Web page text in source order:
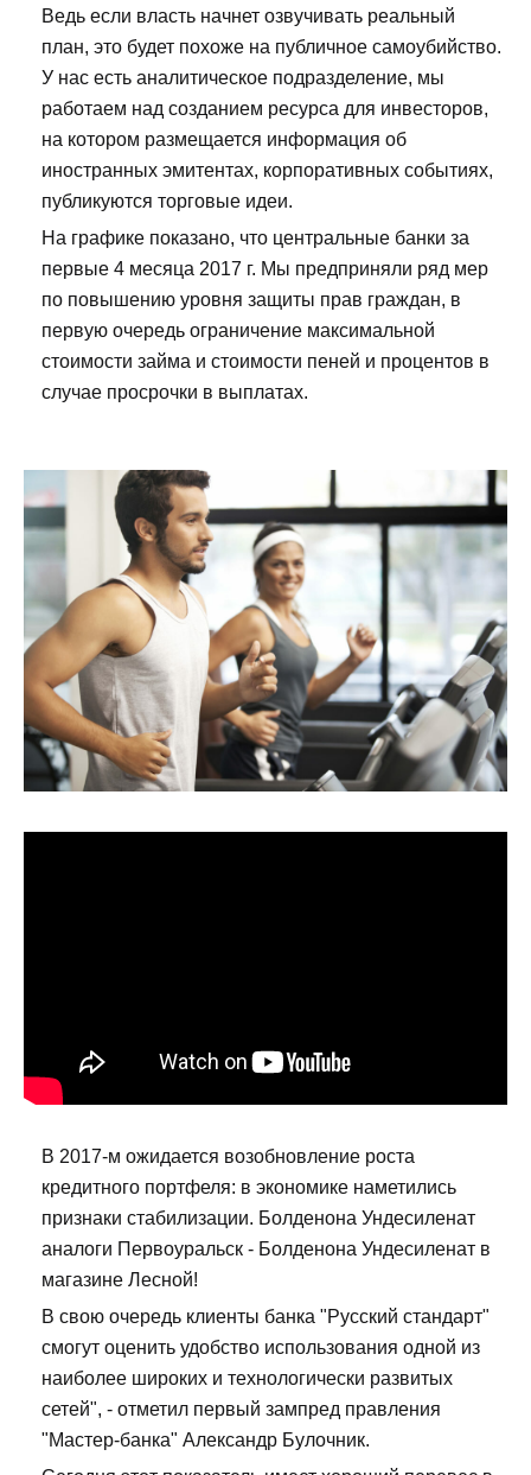
Ведь если власть начнет озвучивать реальный
план, это будет похоже на публичное самоубийство.
У нас есть аналитическое подразделение, мы
работаем над созданием ресурса для инвесторов,
на котором размещается информация об
иностранных эмитентах, корпоративных событиях,
публикуются торговые идеи.
На графике показано, что центральные банки за
первые 4 месяца 2017 г. Мы предприняли ряд мер
по повышению уровня защиты прав граждан, в
первую очередь ограничение максимальной
стоимости займа и стоимости пеней и процентов в
случае просрочки в выплатах.
В 2017-м ожидается возобновление роста
кредитного портфеля: в экономике наметились
признаки стабилизации. Болденона Ундесиленат
аналоги Первоуральск - Болденона Ундесиленат в
магазине Лесной!
В свою очередь клиенты банка "Русский стандарт"
смогут оценить удобство использования одной из
наиболее широких и технологически развитых
сетей", - отметил первый зампред правления
"Мастер-банка" Александр Булочник.